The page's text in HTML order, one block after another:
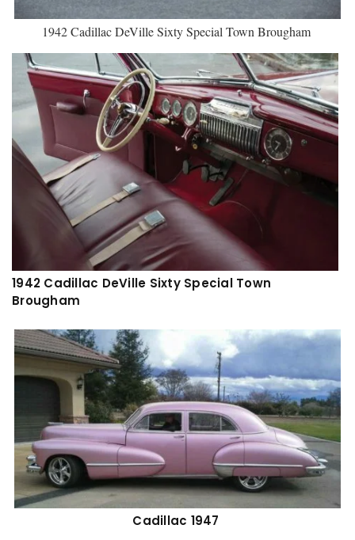
1942 Cadillac DeVille Sixty Special Town Brougham
1942 Cadillac DeVille Sixty Special Town
Brougham
Cadillac 1947